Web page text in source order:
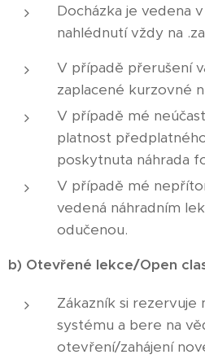
Docházka je vedena
nahlédnutí vždy na
V případě přerušení
zaplacené kurzovné
V případě mé
platnost
poskytnuta náhrada
V případě mé
vedená náhradním
odučenou.
b) Otevřené lekce/Open
Zákazník si
systému a bere na
otevření/zahájení